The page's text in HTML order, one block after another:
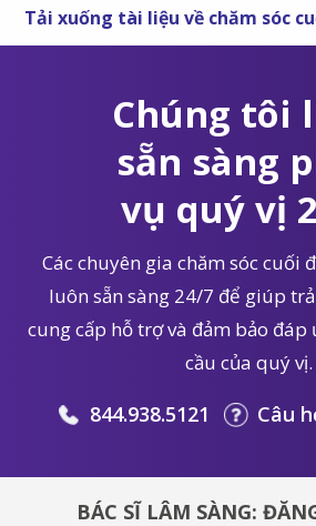
Tải xuống tài liệu về chăm sóc
Chúng tôi
sẵn sàng
vụ quý vị
Các chuyên gia chăm sóc cuối
luôn sẵn sàng 24/7 để giúp
cung cấp hỗ trợ và đảm bảo đáp
cầu của quý vị.
844.938.5121 Câu
BÁC SĨ LÂM SÀNG: